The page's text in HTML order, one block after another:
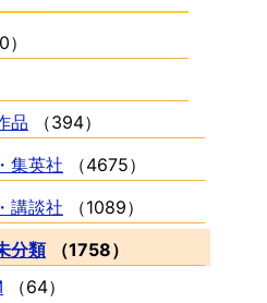
品
（394）
集英社
（4675）
講談社
（1089）
分類
（1758）
（64）